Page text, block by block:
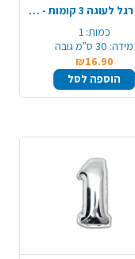
מעמד רגל לעוגה 3 קומות - זהב נצנץ
כמות: 1
מידה: 30 ס"מ גובה
₪16.90
הוספה לסל